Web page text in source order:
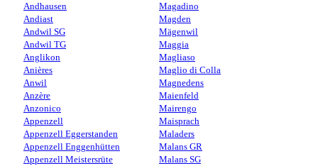
Andhausen
Andiast
Andwil SG
Andwil TG
Anglikon
Anières
Anwil
Anzère
Anzonico
Appenzell
Appenzell Eggerstanden
Appenzell Enggenhütten
Appenzell Meistersrüte
Magadino
Magden
Mägenwil
Maggia
Magliaso
Maglio di Colla
Magnedens
Maienfeld
Mairengo
Maisprach
Maladers
Malans GR
Malans SG